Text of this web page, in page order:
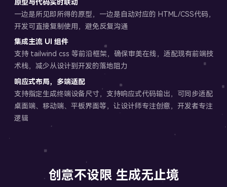
原型与代码实时联动
一边是所见即所得的原型，一边是自动对应的 HTML/CSS代码，
开发可直接复制使用，避免反复沟通
集成主流 UI 组件
支持 tailwind css 等前沿框架，确保审美在线，适配现有前端技
术栈，减少从设计到开发的落地阻力
响应式布局，多端适配
支持指定生成终端设备尺寸，支持响应式代码输出，可同步适配
桌面端、移动端、平板界面等，让设计师专注创意，开发者专注
逻辑
创意不设限 生成无止境